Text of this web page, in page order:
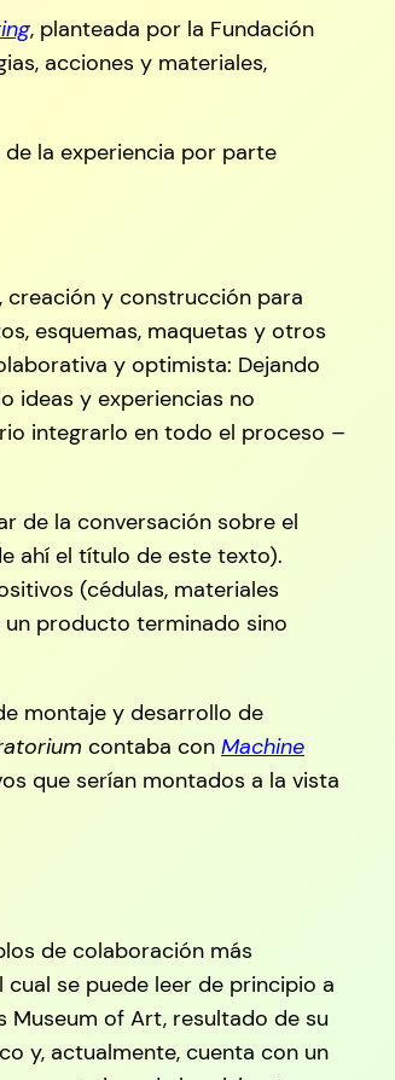
, planteada por la Fundación
acciones y materiales,
la experiencia por parte
y construcción para
esquemas, maquetas y otros
y optimista: Dejando
ideas y experiencias no
integrarlo en todo el proceso –
de la conversación sobre el
ahí el título de este texto).
(cédulas, materiales
producto terminado sino
montaje y desarrollo de
contaba con Machine
que serían montados a la vista
de colaboración más
se puede leer de principio a
Museum of Art, resultado de su
y, actualmente, cuenta con un